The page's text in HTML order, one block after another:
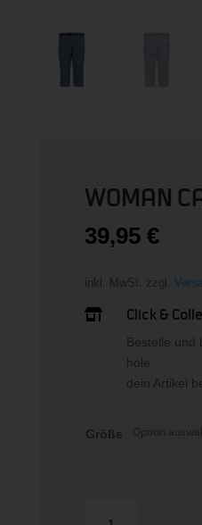
WOMAN
39,95 €
inkl. MwSt. zzgl.
 Click &
Bestelle und
hole
dein Artikel
Größe